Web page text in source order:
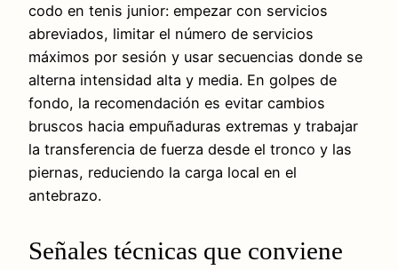
codo en tenis junior: empezar con servicios
abreviados, limitar el número de servicios
máximos por sesión y usar secuencias donde se
alterna intensidad alta y media. En golpes de
fondo, la recomendación es evitar cambios
bruscos hacia empuñaduras extremas y trabajar
la transferencia de fuerza desde el tronco y las
piernas, reduciendo la carga local en el
antebrazo.
Señales técnicas que conviene